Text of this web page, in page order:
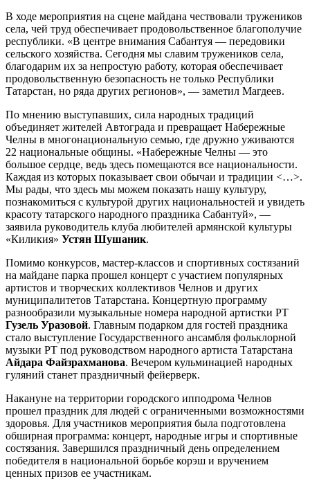
В ходе мероприятия на сцене майдана чествовали тружеников
села, чей труд обеспечивает продовольственное благополучие
республики. «В центре внимания Сабантуя — передовики
сельского хозяйства. Сегодня мы славим тружеников села,
благодарим их за непростую работу, которая обеспечивает
продовольственную безопасность не только Республики
Татарстан, но ряда других регионов», — заметил Магдеев.
По мнению выступавших, сила народных традиций
объединяет жителей Автограда и превращает Набережные
Челны в многонациональную семью, где дружно уживаются
22 национальные общины. «Набережные Челны — это
большое сердце, ведь здесь помещаются все национальности.
Каждая из которых показывает свои обычаи и традиции <…>.
Мы рады, что здесь мы можем показать нашу культуру,
познакомиться с культурой других национальностей и увидеть
красоту татарского народного праздника Сабантуй», —
заявила руководитель клуба любителей армянской культуры
«Киликия» Устян Шушаник.
Помимо конкурсов, мастер-классов и спортивных состязаний
на майдане парка прошел концерт с участием популярных
артистов и творческих коллективов Челнов и других
муниципалитетов Татарстана. Концертную программу
разнообразили музыкальные номера народной артистки РТ
Гузель Уразовой. Главным подарком для гостей праздника
стало выступление Государственного ансамбля фольклорной
музыки РТ под руководством народного артиста Татарстана
Айдара Файзрахманова. Вечером кульминацией народных
гуляний станет праздничный фейерверк.
Накануне на территории городского ипподрома Челнов
прошел праздник для людей с ограниченными возможностями
здоровья. Для участников мероприятия была подготовлена
обширная программа: концерт, народные игры и спортивные
состязания. Завершился праздничный день определением
победителя в национальной борьбе корэш и вручением
ценных призов ее участникам.